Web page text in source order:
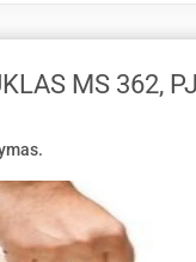
MS 362,